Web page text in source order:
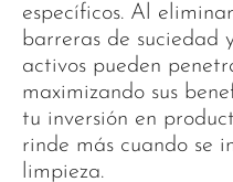
específicos. Al
barreras de suciedad
activos pueden
maximizando sus
tu inversión en
rinde más cuando se
limpieza.